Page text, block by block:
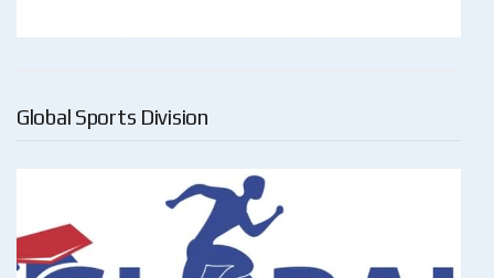
Global Sports Division